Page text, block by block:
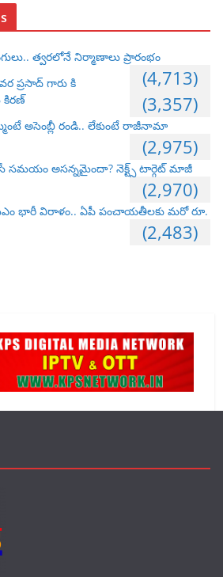
త్వరలోనే నిర్మాణాలు ప్రారంభం
(4,713)
ప్రసాద్ గారు కి
కిరణ్
(3,357)
అసెంబ్లీ రండి.. లేకుంటే రాజీనామా
(2,975)
సమయం అసన్నమైందా? నెక్ట్స్ టార్గెట్ మాజీ
(2,970)
భారీ విరాళం.. ఏపీ పంచాయతీలకు మరో రూ.
(2,483)